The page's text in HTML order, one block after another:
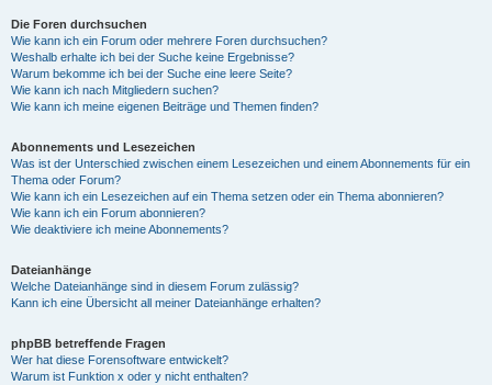
Die Foren durchsuchen
Wie kann ich ein Forum oder mehrere Foren durchsuchen?
Weshalb erhalte ich bei der Suche keine Ergebnisse?
Warum bekomme ich bei der Suche eine leere Seite?
Wie kann ich nach Mitgliedern suchen?
Wie kann ich meine eigenen Beiträge und Themen finden?
Abonnements und Lesezeichen
Was ist der Unterschied zwischen einem Lesezeichen und einem Abonnements für ein
Thema oder Forum?
Wie kann ich ein Lesezeichen auf ein Thema setzen oder ein Thema abonnieren?
Wie kann ich ein Forum abonnieren?
Wie deaktiviere ich meine Abonnements?
Dateianhänge
Welche Dateianhänge sind in diesem Forum zulässig?
Kann ich eine Übersicht all meiner Dateianhänge erhalten?
phpBB betreffende Fragen
Wer hat diese Forensoftware entwickelt?
Warum ist Funktion x oder y nicht enthalten?